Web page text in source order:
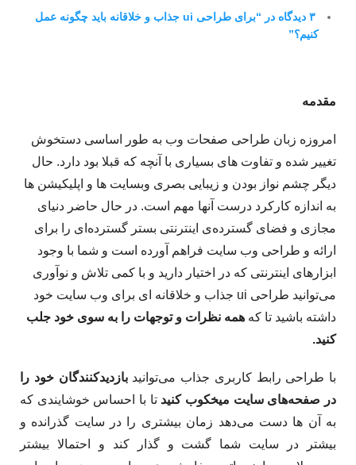
۳ دیدگاه در “برای طراحی ui جذاب و خلاقانه باید چگونه عمل
کنیم؟”
مقدمه
امروزه زبان طراحی صفحات وب به طور اساسی دستخوش
تغییر شده و تفاوت های بسیاری با آنچه که قبلا بود دارد. حال
دیگر چشم نواز بودن و زیبایی بصری وبسایت ها و اپلیکیشن ها
به اندازه کارکرد درست آنها مهم است. در حال حاضر دنیای
مجازی و فضای گسترده‌ی اینترنتی بستر گسترده‌ای را برای
ارائه‌ و طراحی وب سایت فراهم آورده است و شما با وجود
ابزارهای اینترنتی که در اختیار دارید و با کمی تلاش و نوآوری
می‌توانید طراحی ui جذاب و خلاقانه ای برای وب سایت خود
داشته باشید تا که همه نظرات و توجهات را به سوی خود جلب
کنید.
با طراحی رابط کاربری جذاب می‌توانید بازدیدکنندگان خود را
در صفحه‌های سایت میخکوب کنید تا با احساس خوشایندی که
به آن ها دست می‌دهد زمان بیشتری را در سایت گذرانده و
بیشتر در سایت شما گشت و گذار کند و احتمالا بیشتر